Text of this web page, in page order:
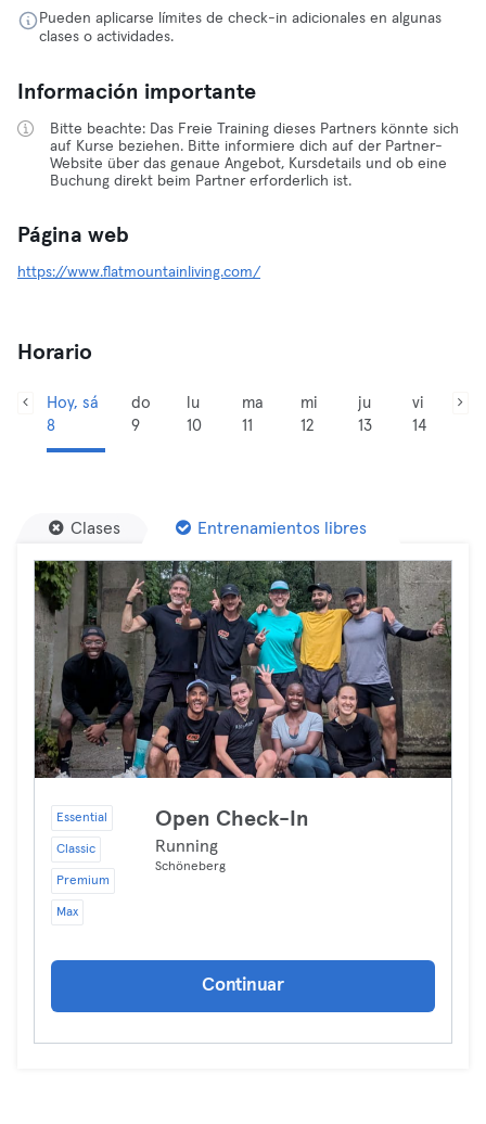
Pueden aplicarse límites de check-in adicionales en algunas
clases o actividades.
Información importante
Bitte beachte: Das Freie Training dieses Partners könnte sich
auf Kurse beziehen. Bitte informiere dich auf der Partner-
Website über das genaue Angebot, Kursdetails und ob eine
Buchung direkt beim Partner erforderlich ist.
Página web
https://www.flatmountainliving.com/
Horario
Hoy, sá
8
do
9
lu
10
ma
11
mi
12
ju
13
vi
14
Clases Entrenamientos libres
Essential
Classic
Premium
Max
Open Check-In
Running
Schöneberg
Continuar